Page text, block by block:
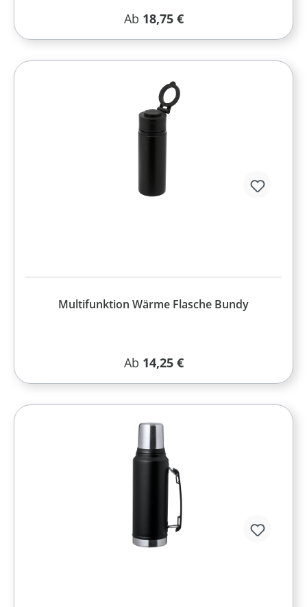
Regulärer Preis:
Ab 18,75 €
Multifunktion Wärme Flasche Bundy
Regulärer Preis:
Ab 14,25 €